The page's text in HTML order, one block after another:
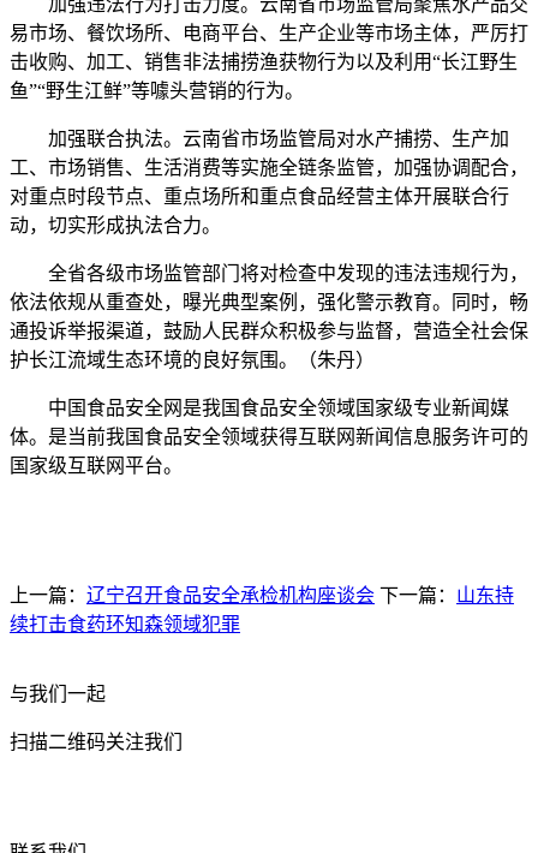
加强违法行为打击力度。云南省市场监管局聚焦水产品交
易市场、餐饮场所、电商平台、生产企业等市场主体，严厉打
击收购、加工、销售非法捕捞渔获物行为以及利用“长江野生
鱼”“野生江鲜”等噱头营销的行为。
加强联合执法。云南省市场监管局对水产捕捞、生产加
工、市场销售、生活消费等实施全链条监管，加强协调配合，
对重点时段节点、重点场所和重点食品经营主体开展联合行
动，切实形成执法合力。
全省各级市场监管部门将对检查中发现的违法违规行为，
依法依规从重查处，曝光典型案例，强化警示教育。同时，畅
通投诉举报渠道，鼓励人民群众积极参与监督，营造全社会保
护长江流域生态环境的良好氛围。（朱丹）
中国食品安全网是我国食品安全领域国家级专业新闻媒
体。是当前我国食品安全领域获得互联网新闻信息服务许可的
国家级互联网平台。
上一篇： 辽宁召开食品安全承检机构座谈会 下一篇： 山东持
续打击食药环知森领域犯罪
与我们一起
扫描二维码关注我们